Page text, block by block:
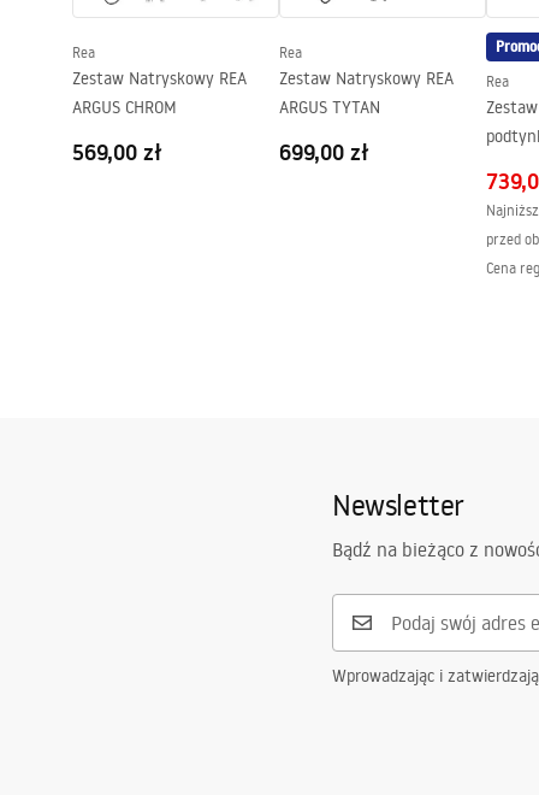
Rea
Zestaw Natryskowy REA
ARGUS CHROM
569,00 zł
Rea
Zestaw Natryskowy REA
ARGUS TYTAN
699,00 zł
Rea
przed
Cena
Newsletter
Bądź na bieżąco z
Wprowadzając i